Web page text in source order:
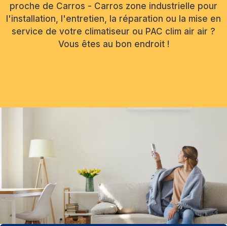
proche de Carros - Carros zone industrielle pour
l'installation, l'entretien, la réparation ou la mise en
service de votre climatiseur ou PAC clim air air ?
Vous êtes au bon endroit !